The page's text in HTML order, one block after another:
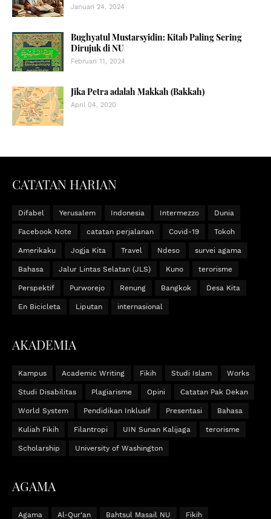
Januari 24, 2024
Bughyatul Mustarsyidin: Kitab Paling Sering
Dirujuk di NU
Februari 11, 2024
Jika Petra adalah Makkah (Bakkah)
April 04, 2020
CATATAN HARIAN
Difabel Yerusalem Indonesia Intermezzo Dunia
Facebook Note catatan perjalanan Covid-19 Tokoh
Amerikaku Jogja Kita Travel Ndeso survei agama
Bahasa Jalur Lintas Selatan (JLS) Kuno terorisme
Perspektif Purworejo Renung Bangkok Desa Kita
En Bicicleta Liputan internasional
AKADEMIA
Kampus Academic Writing Fikih Studi Islam Works
Studi Disabilitas Plagiarisme Opini Catatan Pak Dekan
World System Pendidikan Inklusif Presentasi Bahasa
Kuliah Fikih Filantropi UIN Sunan Kalijaga terorisme
Scholarship University of Washington
AGAMA
Agama Al-Qur'an Bahtsul Masail NU Fikih